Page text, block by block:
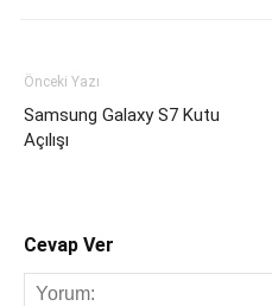
Önceki Yazı
Samsung Galaxy S7 Kutu
Açılışı
Cevap Ver